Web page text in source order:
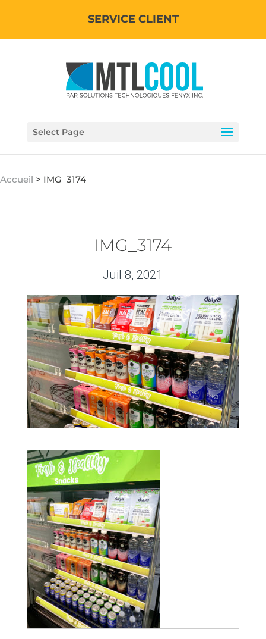
SERVICE CLIENT
Select Page
Accueil > IMG_3174
IMG_3174
Juil 8, 2021